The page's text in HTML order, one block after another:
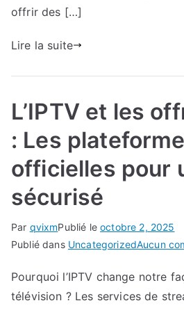
offrir des […]
Lire la suite
L’IPTV et les
: Les
officielles pour
sécurisé
Par qvixmPublié leoctobre 2, 2025
Publié dans UncategorizedAucun
Pourquoi l’IPTV change notre
télévision ? Les services de